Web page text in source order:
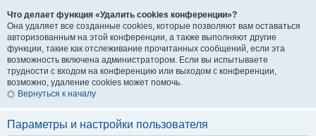
Что делает функция «Удалить cookies конференции»?
Она удаляет все созданные cookies, которые позволяют вам оставаться
авторизованным на этой конференции, а также выполняют другие
функции, такие как отслеживание прочитанных сообщений, если эта
возможность включена администратором. Если вы испытываете
трудности с входом на конференцию или выходом с конференции,
возможно, удаление cookies может помочь.
Вернуться к началу
Параметры и настройки пользователя